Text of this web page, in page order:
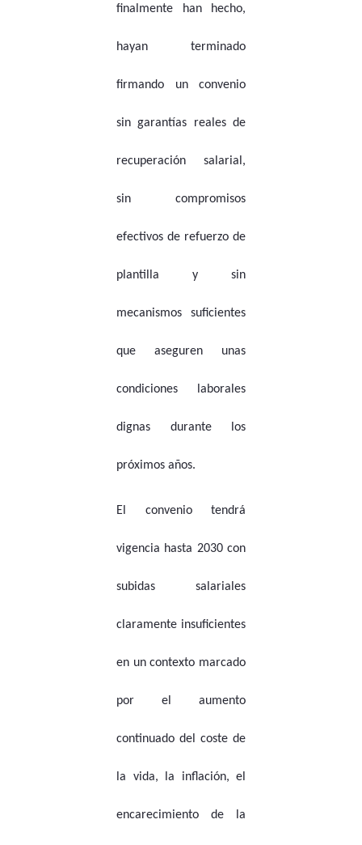
finalmente han hecho,
hayan terminado
firmando un convenio
sin garantías reales de
recuperación salarial,
sin compromisos
efectivos de refuerzo de
plantilla y sin
mecanismos suficientes
que aseguren unas
condiciones laborales
dignas durante los
próximos años.
El convenio tendrá
vigencia hasta 2030 con
subidas salariales
claramente insuficientes
en un contexto marcado
por el aumento
continuado del coste de
la vida, la inflación, el
encarecimiento de la